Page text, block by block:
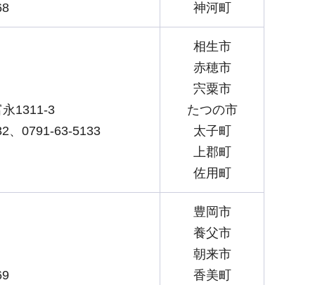
神河町
1311-3
、0791-63-5133
相生市
赤穂市
宍粟市
たつの市
太子町
上郡町
佐用町
豊岡市
養父市
朝来市
香美町